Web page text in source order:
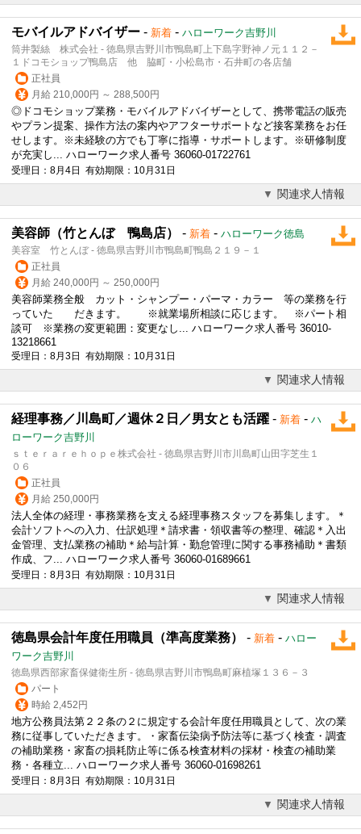
モバイルアドバイザー - 新着 - ハローワーク吉野川
筒井製絲 株式会社 - 徳島県吉野川市鴨島町上下島字野神ノ元１１２－
１ドコモショップ鴨島店 他 脇町・小松島市・石井町の各店舗
正社員
月給 210,000円 ～ 288,500円
◎ドコモショップ業務・モバイルアドバイザーとして、携帯電話の販売
やプラン提案、操作方法の案内やアフターサポートなど接客業務をお任
せします。※未経験の方でも丁寧に指導・サポートします。※研修制度
が充実し... ハローワーク求人番号 36060-01722761
受理日：8月4日 有効期限：10月31日
関連求人情報
美容師（竹とんぼ 鴨島店） - 新着 - ハローワーク徳島
美容室 竹とんぼ - 徳島県吉野川市鴨島町鴨島２１９－１
正社員
月給 240,000円 ～ 250,000円
美容師業務全般 カット・シャンプー・パーマ・カラー 等の業務を行
っていた だきます。 ※就業場所相談に応じます。 ※パート相
談可 ※業務の変更範囲：変更なし... ハローワーク求人番号 36010-
13218661
受理日：8月3日 有効期限：10月31日
関連求人情報
経理事務／川島町／週休２日／男女とも活躍 - 新着 - ハ
ローワーク吉野川
ｓｔｅｒａｒｅｈｏｐｅ株式会社 - 徳島県吉野川市川島町山田字芝生１
０６
正社員
月給 250,000円
法人全体の経理・事務業務を支える経理事務スタッフを募集します。＊
会計ソフトへの入力、仕訳処理＊請求書・領収書等の整理、確認＊入出
金管理、支払業務の補助＊給与計算・勤怠管理に関する事務補助＊書類
作成、フ... ハローワーク求人番号 36060-01689661
受理日：8月3日 有効期限：10月31日
関連求人情報
徳島県会計年度任用職員（準高度業務） - 新着 - ハロー
ワーク吉野川
徳島県西部家畜保健衛生所 - 徳島県吉野川市鴨島町麻植塚１３６－３
パート
時給 2,452円
地方公務員法第２２条の２に規定する会計年度任用職員として、次の業
務に従事していただきます。・家畜伝染病予防法等に基づく検査・調査
の補助業務・家畜の損耗防止等に係る検査材料の採材・検査の補助業
務・各種立... ハローワーク求人番号 36060-01698261
受理日：8月3日 有効期限：10月31日
関連求人情報